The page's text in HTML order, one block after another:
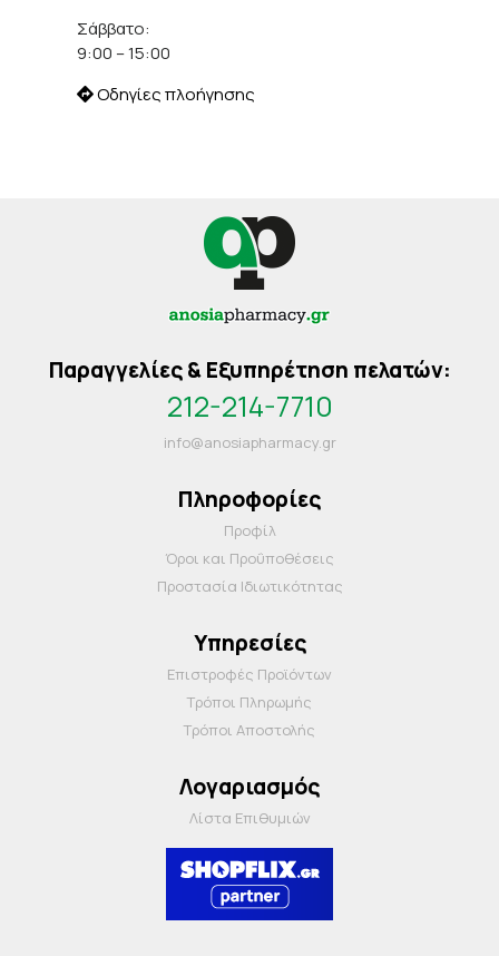
Σάββατο:
9:00 – 15:00
Οδηγίες πλοήγησης
Παραγγελίες & Εξυπηρέτηση πελατών:
212-214-7710
info@anosiapharmacy.gr
Πληροφορίες
Προφίλ
Όροι και Προΰποθέσεις
Προστασία Ιδιωτικότητας
Υπηρεσίες
Επιστροφές Προϊόντων
Τρόποι Πληρωμής
Τρόποι Αποστολής
Λογαριασμός
Λίστα Επιθυμιών